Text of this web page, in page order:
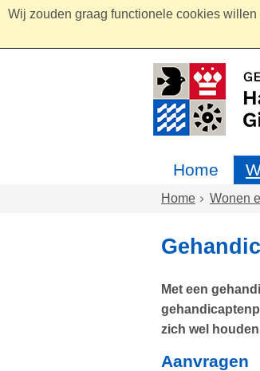
Wij zouden graag functionele cookies
Home
Home Wonen
Met een
zich wel
Aanvragen